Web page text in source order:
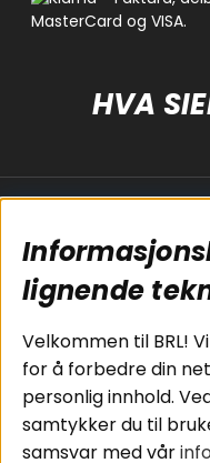
HVA
Koblingsguide for
subwoofers
Tilkobling av
bilforsterker
Koblingsguide for
midbasser
Butikker
Våre
lignende
Velkommen til BRL!
for å forbedre din
personlig innhold.
samtykker du til
samsvar med vår